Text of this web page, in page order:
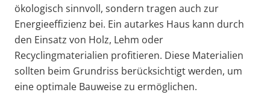
ökologisch sinnvoll, sondern tragen auch zur
Energieeffizienz bei. Ein autarkes Haus kann durch
den Einsatz von Holz, Lehm oder
Recyclingmaterialien profitieren. Diese Materialien
sollten beim Grundriss berücksichtigt werden, um
eine optimale Bauweise zu ermöglichen.